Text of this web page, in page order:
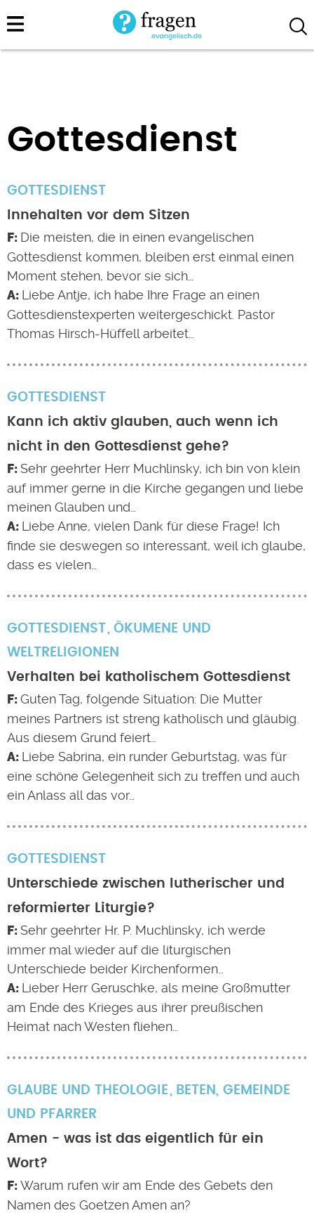
Direkt
zum
Gottesdienst
GOTTESDIENST
Innehalten vor dem Sitzen
Die meisten, die in einen evangelischen
Gottesdienst kommen, bleiben erst einmal einen
Moment stehen, bevor sie sich…
Liebe Antje, ich habe Ihre Frage an einen
Gottesdienstexperten weitergeschickt. Pastor
Thomas Hirsch-Hüffell arbeitet…
GOTTESDIENST
Kann ich aktiv glauben, auch wenn ich
nicht in den Gottesdienst gehe?
Sehr geehrter Herr Muchlinsky, ich bin von klein
auf immer gerne in die Kirche gegangen und liebe
meinen Glauben und…
Liebe Anne, vielen Dank für diese Frage! Ich
finde sie deswegen so interessant, weil ich glaube,
dass es vielen…
GOTTESDIENST ÖKUMENE UND
WELTRELIGIONEN
Verhalten bei katholischem Gottesdienst
Guten Tag, folgende Situation: Die Mutter
meines Partners ist streng katholisch und gläubig.
Aus diesem Grund feiert…
Liebe Sabrina, ein runder Geburtstag, was für
eine schöne Gelegenheit sich zu treffen und auch
ein Anlass all das vor…
GOTTESDIENST
Unterschiede zwischen lutherischer und
reformierter Liturgie?
Sehr geehrter Hr. P. Muchlinsky, ich werde
immer mal wieder auf die liturgischen
Unterschiede beider Kirchenformen…
Lieber Herr Geruschke, als meine Großmutter
am Ende des Krieges aus ihrer preußischen
Heimat nach Westen fliehen…
GLAUBE UND THEOLOGIE BETEN , GEMEINDE
UND PFARRER
Amen - was ist das eigentlich für ein
Wort?
Warum rufen wir am Ende des Gebets den
Namen des Goetzen Amen an?